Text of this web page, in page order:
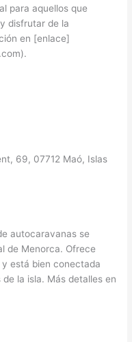
para aquellos que
disfrutar de la
en [enlace]
69, 07712 Maó, Islas
autocaravanas se
de Menorca. Ofrece
está bien conectada
la isla. Más detalles en